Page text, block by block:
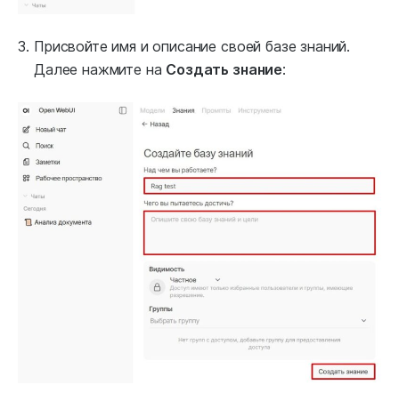
Присвойте имя и описание своей базе знаний.
Далее нажмите на Создать знание: